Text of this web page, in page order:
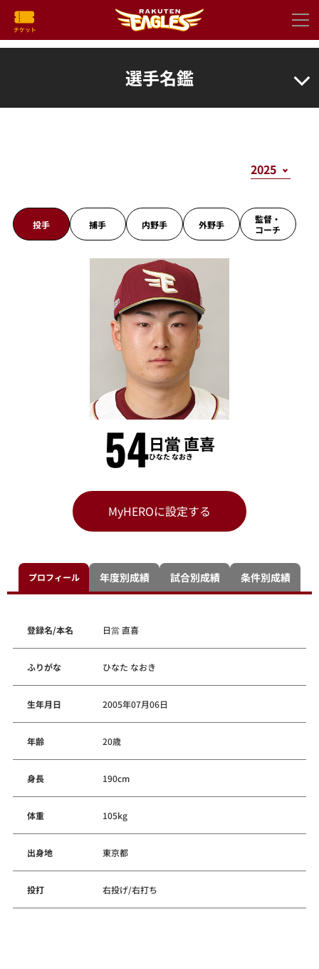
選手名鑑
投手 捕手 内野手 外野手
監督・
コーチ
54日當 直喜
ひなた なおき
MyHEROに設定する
プロフィール 年度別成績 試合別成績 条件別成績
登録名/本名 日當 直喜
ふりがな ひなた なおき
生年月日 2005年07月06日
年齢 20歳
身長 190cm
体重 105kg
出身地 東京都
投打 右投げ/右打ち